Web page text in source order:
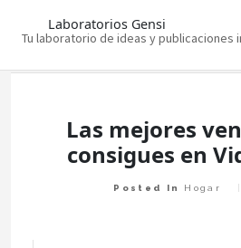
Laboratorios Gensi
Tu laboratorio de ideas y publicaciones
Las mejores
consigues en
Posted In Hogar